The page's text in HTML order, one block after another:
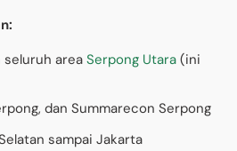
seluruh areaSerpong Utara (ini
dan Summarecon Serpong
sampai Jakarta